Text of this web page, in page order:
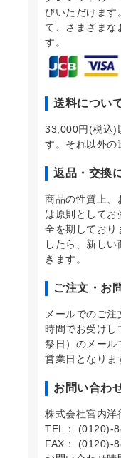
びいただけます
て、さまざまな
す。
送料につい
33,000円(税込)
す。それ以外の
返品・交換
商品の性質上、
は原則としてお
全を期しており
したら、新し
きます。
ご注文・お
メールでのご
時間でお受けし
祭日）のメール
営業日となりま
お問い合わ
株式会社宮内洋
TEL： (0120)-
FAX： (0120)-